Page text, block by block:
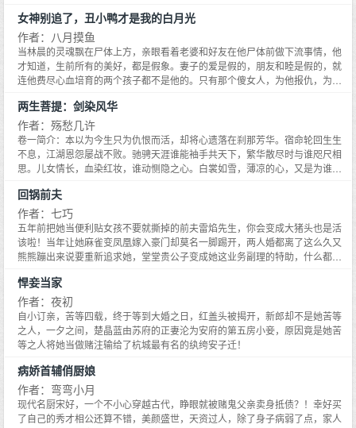
人，转过头来睁着一双bulinbulin的猫眼，歪了歪头，对着祈乐喵了一声，娇娇
地叫出了山路十八弯。 祈乐： 完全沉浸在撸媳妇的快乐中。 至于主角剧情，
那都是什么鬼？大猫表示，抬抬爪子就能碾死。 ps: 1、大白猫是厉害的大型猫
族兽人，因为被世界法则限制，体型变得和狗一样大，被误认为缅因猫，暂时
无法变成人形。人形和兽形性格不同，但本质都是戏精傲娇 2、不要问逻辑，
问就是现代架空，和现实不同。 3、小白文，甜爽就完事了，有沙雕，互宠。
4、私设较多。 接档文预收——《奈何敌方美人计太厉害》 丧尸王路归元被绑
定了反派系统，强制穿越各个世界成为各种各样的反派，必须一路作死，最后
以死成全主角cp，完成剧情。 第一个世界：战神王爷和状元受的倾城绝恋 系
统：你是一个暴虐无道的昏君，在殿试上对天下第一美人兼才子的主角受一见
钟情，将他钦点为状元后，强行金屋藏娇，封为男后。主角攻大怒，揭竿而
起，将你推翻再让人把你当众五马分尸。 殿试上，路归元双眼放光：不愧是天
下第一美人兼才子，我喜欢。 遂钦点为状元关进后宫金屋藏娇。 系统：等等，
这不是主角受，你认错人了。 路归元：我不管！说好的天下第一美人兼才子是
主角受呢？他就是。我要封他为后。 皇后厉怀明扯过昏君的衣领，笑容绝美：
陛下，今天的奏折不批完你就去睡柴房。批完了有赏哦。 色令智昏的昏君立马
成为了个兢兢业业的好皇帝。 剧情在崩塌的道路上一路狂奔不复返。 系统：
———————— 路归元应各世界天道的邀请，带着爱人厉怀明穿越到各个世
界一边谈恋爱，一边花一点时间虐渣铲除主神安排到各个世界窃取世界气运的
假主角，好不逍遥自在。 不料主神偷袭把路归元绑架了。 因为他的精神力太强
无法消灭，主神就把他的记忆封印，让他绑定系统，转过来帮助主角们对付各
个世界的天道。 天道们和厉怀明正不知道要怎么拯救失忆被洗脑控制的路归
元，路归元自己屁颠颠的凑上来：美人，我一看你就觉得眼熟，仿佛在前世就
见过。我们合该是被那月老牵了三生三世姻缘线，天生一对。 厉怀明：呵，真
预收二：《大师兄画风太清奇》 大师兄一直以剑宗首席大师兄的身份为使命，
力求做到完美无缺，不被人超越。 每天第一件事就是打开剑宗app论坛，查看
首席大师兄人选中自己人气是不是最高。 然而大师兄是个高危职业，总有自命
不凡的龙傲天师弟们前仆后继想要把他挤下来做垫脚石。 大师兄傲然一笑，马
书中那个温颜的话，早就退位让贤咸鱼躺了！结果一觉醒来，她真穿书了。说
到做到，她再也不作了，连夜收拾行李，卖房卖车卖包找工作。-沈家全家发现
温颜这个养女变了，她不仅乖乖搬出了沈家，甚至再也没有作过妖了。更诡异
的是，他们竟然能看到她的心声！【爸、妈，不是我想鸠占鹊巢，而是真千金
和你们的亲子鉴定有问题，她其实比我这个假千金还假呐】沈家父母：……然
友不能用，他就是一商业间谍，是你们沈家死对头家的私生子】沈家大公子：
……然后校友被查偷盗机密文件，送局子喝茶去了。【二哥啊，你是如此人间
仙品，千万不能和秦家千金在一起，她只是在利用你，她喜欢的其实是别人】
沈家二公子：……谢谢，这就去查【还有三哥四哥……】最后，谁也没想到沈
家最上不得台面的养女竟被宠成了儿媳妇。
女神别追了，丑小鸭才是我的白月光
作者：八月摸鱼
当林晨的灵魂飘在尸体上方，亲眼看着老婆和好友在他尸体前做下流事情，他
才知道，生前所有的美好，都是假象。妻子的爱是假的，朋友和睦是假的，就
连他费尽心血培育的两个孩子都不是他的。只有那个傻女人，为他报仇，为他
女人护在心尖儿上！
两生菩提：剑染风华
作者：殇愁几许
卷一简介：本以为今生只为仇恨而活，却将心遗落在刹那芳华。宿命轮回生生
不息，江湖恩怨屡战不败。驰骋天涯谁能袖手共天下，繁华散尽时与谁咫尺相
思。儿女情长，血染红妆，谁动恻隐之心。白裳如雪，薄凉的心，又是为谁而
凤凰。看尽谢宅中那些形形色色的小丑，恶心堕落私生活肮脏的人令她呕吐。
可她已经摆脱不了姓谢长安的命运。看惯冷漠世间的她，原来还有人在乎。岁
岁月月年华过，那年她大很多的俊美少年对她说：长安的夫君，愿意等他妻子
长大。只希望妻子长大后，不要嫌弃他已老。君生我未生，我生君已老。
回锅前夫
作者：七巧
五年前把她当便利贴女孩不要就撕掉的前夫雷焰先生，你会变成大猪头也是活
该啦！当年让她麻雀变凤凰嫁入豪门却莫名一脚踢开，两人婚都离了这么久又
熊熊蹦出来说要重新追求她，堂堂贵公子变成她这业务副理的特助，什么都来
陪吃午餐，就请人送上他以前从不碰的麻辣火锅，瞧他二话不说吃到一滴滴汤
都不剩，逞强的后果就是过敏起红疹，帅哥一张脸变大猪头了吧！又被他硬赖
上一起去医院回来才发现，这男人住她楼上耶，算他狠！就连公司到德国参展
他也超神的半途加入，大家忙着服务客户，他忙着服务她，一手咖啡、一手点
心 ，连现榨的金桔柠檬都能变出来给她润喉，回到饭店房间累趴了请同事帮忙
悍妾当家
作者：夜初
自小订亲，苦等四载，终于等到大婚之日，红盖头被揭开，新郎却不是她苦等
之人，一夕之间，楚晶蓝由苏府的正妻沦为安府的第五房小妾，原因竟是她苦
等之人将她当做赌注输给了杭城最有名的纨绔安子迁！
病娇首辅俏厨娘
作者：弯弯小月
现代名厨宋好，一个不小心穿越古代，睁眼就被赌鬼父亲卖身抵债？！幸好买
了自己的秀才相公还算不错，美颜盛世，天资过人，除了身子病弱了点，家人